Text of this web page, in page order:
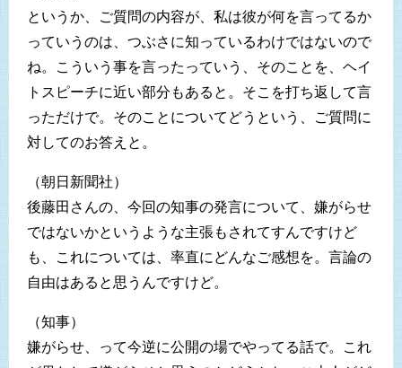
というか、ご質問の内容が、私は彼が何を言ってるか
っていうのは、つぶさに知っているわけではないので
ね。こういう事を言ったっていう、そのことを、ヘイ
トスピーチに近い部分もあると。そこを打ち返して言
っただけで。そのことについてどうという、ご質問に
対してのお答えと。
（朝日新聞社）
後藤田さんの、今回の知事の発言について、嫌がらせ
ではないかというような主張もされてすんですけど
も、これについては、率直にどんなご感想を。言論の
自由はあると思うんですけど。
（知事）
嫌がらせ、って今逆に公開の場でやってる話で。これ